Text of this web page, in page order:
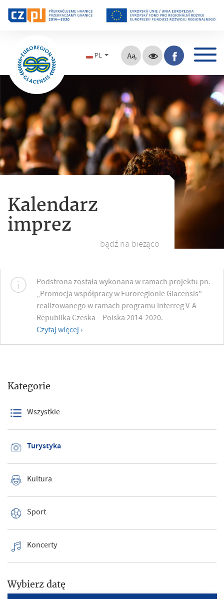
PL
Kalendarz
imprez
bądź na bieżąco
Podstrona została wykonana w ramach projektu pn.
„Promocja współpracy w Euroregionie Glacensis”
realizowanego w ramach programu Interreg V-A
Republika Czeska – Polska 2014-2020.
Czytaj więcej ›
Kategorie
Wszystkie
Turystyka
Kultura
Sport
Koncerty
Wybierz datę